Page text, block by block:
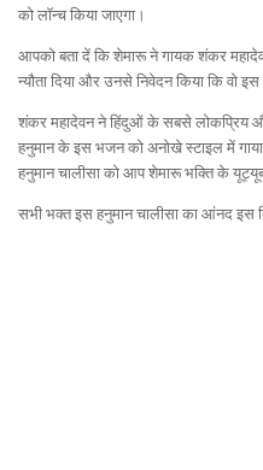
को लॉन्च किया जाएगा।
आपको बता दें कि शेमारू ने गायक शंकर
न्यौता दिया और उनसे निवेदन किया कि वो
शंकर महादेवन ने हिंदुओं के सबसे लोकप्रिय
हनुमान के इस भजन को अनोखे स्टाइल में
हनुमान चालीसा को आप शेमारू भक्ति के
सभी भक्त इस हनुमान चालीसा का आंनद